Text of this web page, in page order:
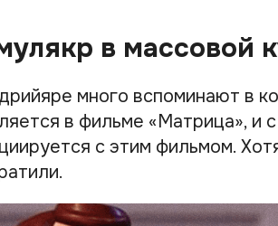
в массовой
много вспоминают в
в фильме «Матрица», и
с этим фильмом.